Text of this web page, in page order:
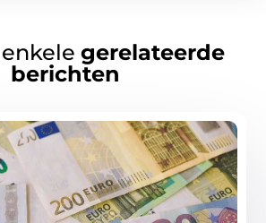
gerelateerde
berichten